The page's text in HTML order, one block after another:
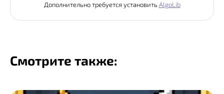
Дополнительно требуется установить AlgoLib
Смотрите также: